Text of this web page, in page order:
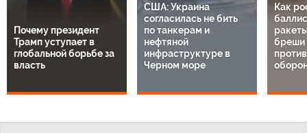
Почему президент
Трамп уступает в
глобальной борьбе за
власть
США: Украина
согласилась не бить
по танкерам и
нефтяной
инфраструктуре в
Черном море
Как
бреши